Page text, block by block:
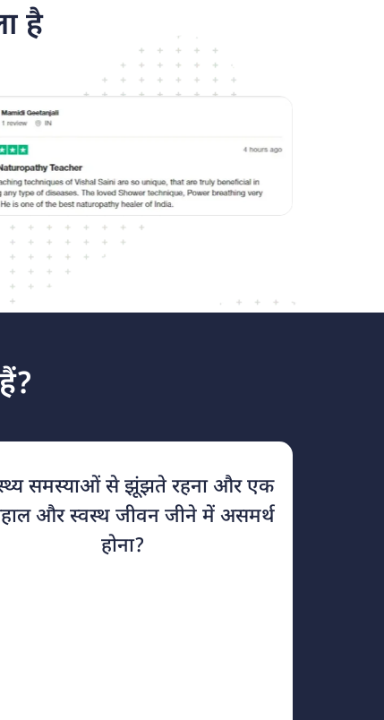
है
समस्याओं से झूंझते रहना और एक
और स्वस्थ जीवन जीने में असमर्थ
होना?